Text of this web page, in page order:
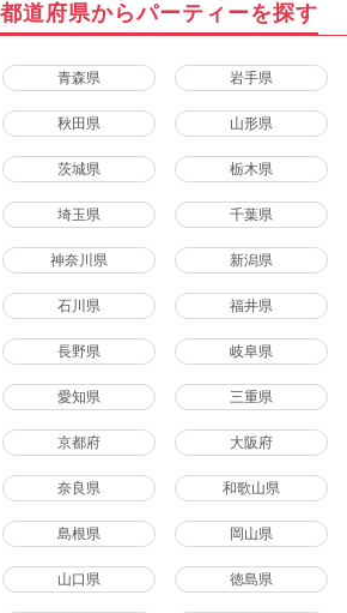
道府県からパーティーを探す
青森県 岩手県
秋田県 山形県
茨城県 栃木県
埼玉県 千葉県
神奈川県 新潟県
石川県 福井県
長野県 岐阜県
愛知県 三重県
京都府 大阪府
奈良県 和歌山県
島根県 岡山県
山口県 徳島県